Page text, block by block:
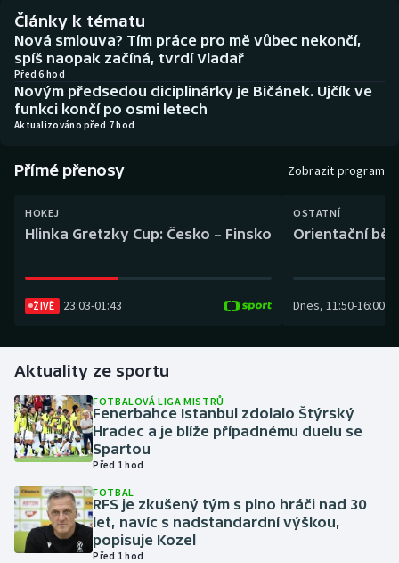
Biatlon
Boby a skeleton
Box
Curling
Gymnastika
Házená
Jezdectví
Judo
Krasobruslení
Aplikace ČT sport
AZ kvíz
Články k tématu
Nová smlouva? Tím práce pro mě vůbec nekončí,
spíš naopak začíná, tvrdí Vladař
Před 6 hod
Novým předsedou diciplinárky je Bičánek. Ujčík ve
funkci končí po osmi letech
Aktualizováno před 7 hod
Přímé přenosy Zobrazit program
HOKEJ
Hlinka Gretzky Cup: Česko – Finsko
ŽIVĚ 23:03-01:43
OSTATNÍ
Orientační
Dnes, 11:50-16:00
Aktuality ze sportu
FOTBALOVÁ LIGA MISTRŮ
Fenerbahce Istanbul zdolalo Štýrský
Hradec a je blíže případnému duelu se
Spartou
Před 1 hod
FOTBAL
RFS je zkušený tým s plno hráči nad 30
let, navíc s nadstandardní výškou,
popisuje Kozel
Před 1 hod